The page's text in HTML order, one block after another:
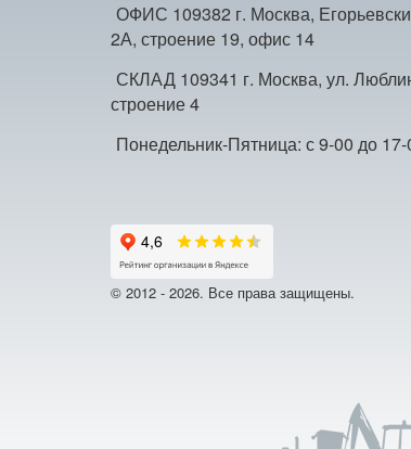
ОФИС 109382 г. Москва,
2А, строение 19, офис 14
СКЛАД 109341 г. Москва, ул.
строение 4
Понедельник-Пятница: с 9-00 до 17-
© 2012 - 2026. Все права защищены.